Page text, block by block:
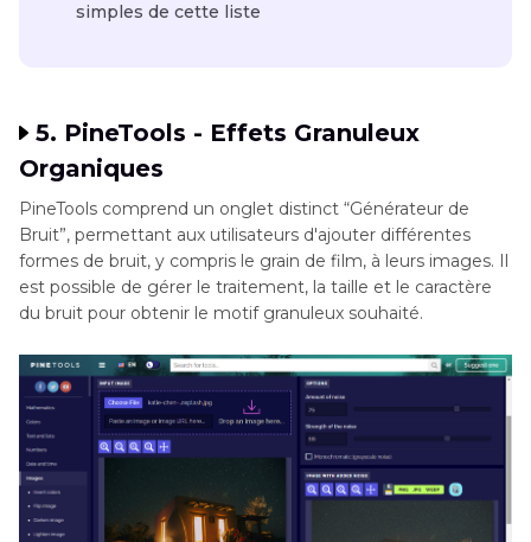
simples de cette liste
5. PineTools - Effets Granuleux
Organiques
PineTools comprend un onglet distinct “Générateur de
Bruit”, permettant aux utilisateurs d'ajouter différentes
formes de bruit, y compris le grain de film, à leurs images. Il
est possible de gérer le traitement, la taille et le caractère
du bruit pour obtenir le motif granuleux souhaité.